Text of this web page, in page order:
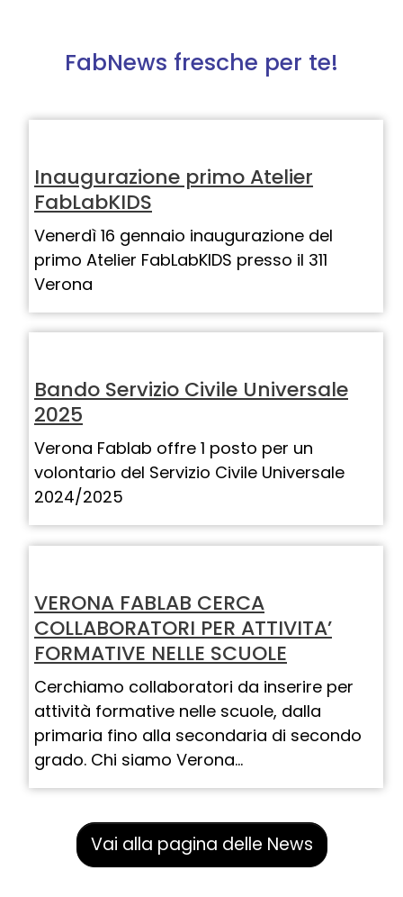
FabNews fresche per te!
Inaugurazione primo Atelier
FabLabKIDS
Venerdì 16 gennaio inaugurazione del
primo Atelier FabLabKIDS presso il 311
Verona
Bando Servizio Civile Universale
2025
Verona Fablab offre 1 posto per un
volontario del Servizio Civile Universale
2024/2025
VERONA FABLAB CERCA
COLLABORATORI PER ATTIVITA’
FORMATIVE NELLE SCUOLE
Cerchiamo collaboratori da inserire per
attività formative nelle scuole, dalla
primaria fino alla secondaria di secondo
grado. Chi siamo Verona…
Vai alla pagina delle News